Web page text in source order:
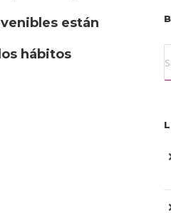
están
hábitos